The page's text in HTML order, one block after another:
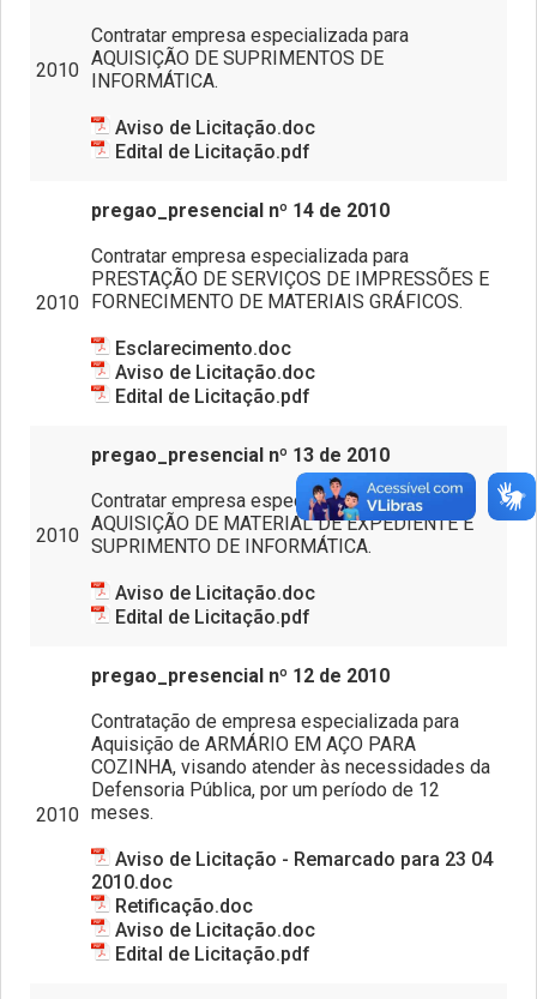
2010
Contratar empresa especializada para
AQUISIÇÃO DE SUPRIMENTOS DE
INFORMÁTICA.
Aviso de Licitação.doc
Edital de Licitação.pdf
2010
pregao_presencial nº 14 de 2010
Contratar empresa especializada para
PRESTAÇÃO DE SERVIÇOS DE IMPRESSÕES E
FORNECIMENTO DE MATERIAIS GRÁFICOS.
Esclarecimento.doc
Aviso de Licitação.doc
Edital de Licitação.pdf
2010
pregao_presencial nº 13 de 2010
Contratar empresa especializada para
AQUISIÇÃO DE MATERIAL DE EXPEDIENTE E
SUPRIMENTO DE INFORMÁTICA.
Aviso de Licitação.doc
Edital de Licitação.pdf
2010
pregao_presencial nº 12 de 2010
Contratação de empresa especializada para
Aquisição de ARMÁRIO EM AÇO PARA
COZINHA, visando atender às necessidades da
Defensoria Pública, por um período de 12
meses.
Aviso de Licitação - Remarcado para 23 04
2010.doc
Retificação.doc
Aviso de Licitação.doc
Edital de Licitação.pdf